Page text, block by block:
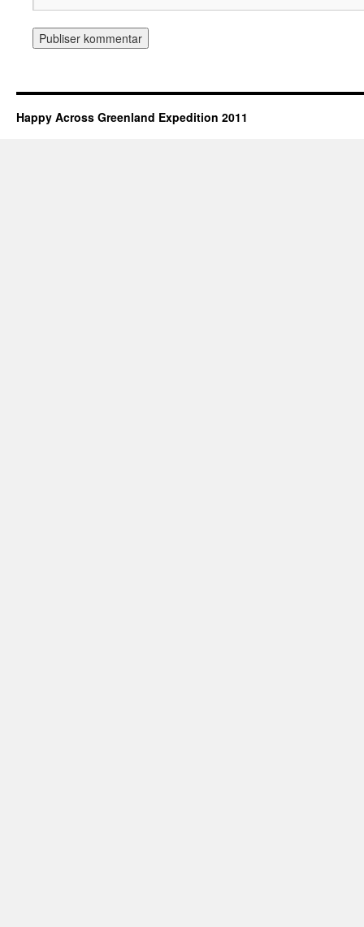
Happy Across Greenland Expedition 2011